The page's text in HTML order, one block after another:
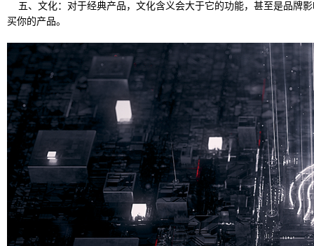
五、文化：对于经典产品，文化含义会大于它的功能，甚至是品牌
买你的产品。